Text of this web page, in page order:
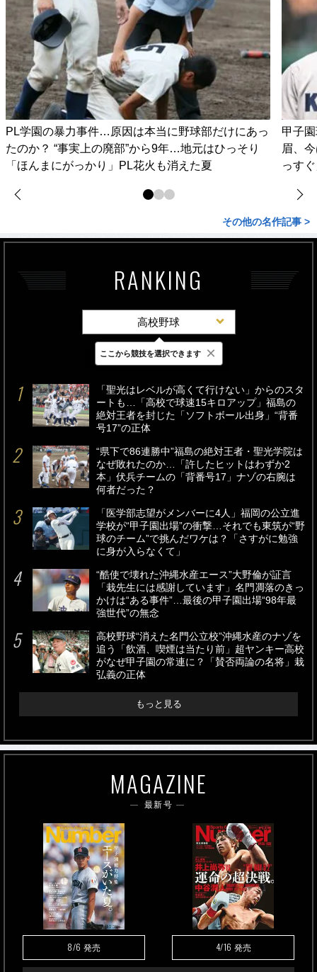
PL学園の暴力事件…原因は本当に野球部だけにあっ
たのか？ “事実上の廃部”から9年…地元はひっそり
「ほんまにがっかり」PL花火も消えた夏
甲子
眉、
っす
その他の名作記事 >
RANKING
高校野球
最新 24時間 週間
「聖光はレベルが高くて行けない」からのスタ
ートも…「高校で球速15キロアップ」福島の
絶対王者を封じた「ソフトボール出身」“背番
号17”の正体
“県下で86連勝中”福島の絶対王者・聖光学院は
なぜ敗れたのか…「許したヒットはわずか2
本」伏兵チームの「背番号17」ナゾの右腕は
何者だった？
「医学部志望がメンバーに4人」福岡の公立進
学校が“甲子園出場”の衝撃…それでも東筑が“野
球のチーム”で挑んだワケは？「さすがに勉強
に身が入らなくて」
“酷使で壊れた沖縄水産エース”大野倫が証言
「栽先生には感謝しています」名門凋落のきっ
かけは“ある事件”…最後の甲子園出場“98年最
強世代”の無念
高校野球“消えた名門公立校”沖縄水産のナゾを
追う「飲酒、喫煙は当たり前」超ヤンキー高校
がなぜ甲子園の常連に？「賛否両論の名将」栽
弘義の正体
もっと見る
MAGAZINE
最新号
8/6 発売 4/16 発売
ここから競技を選択できます ×